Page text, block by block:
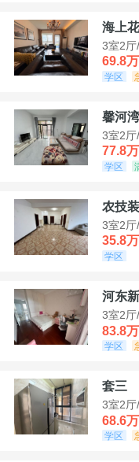
3室2厅
69.8万
学区
馨河
3室2厅
77.8万
学区
农技
3室2厅
35.8万
学区
3室2厅
83.8万
学区
套三
3室2厅
68.6万
学区